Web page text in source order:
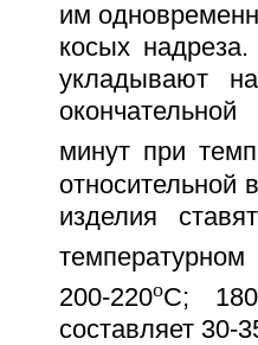
им
косых
укладывают
минут при
относительной
изделия
200-220oС;
составляет 30-